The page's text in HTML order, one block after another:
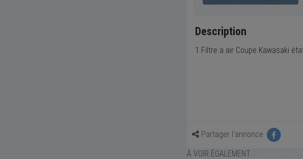
Description
1 Filtre a air Coupe Kawasaki
Partager l'annonce
À VOIR ÉGALEMENT